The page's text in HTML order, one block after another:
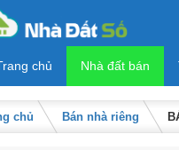
chủ Nhà đất bán
chủ Bán nhà riêng